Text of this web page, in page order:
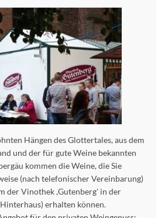
Hängen des Glottertales, aus dem
und der für gute Weine bekannten
kommen die Weine, die Sie
(nach telefonischer Vereinbarung)
der Vinothek ,Gutenberg' in der
erhalten können.